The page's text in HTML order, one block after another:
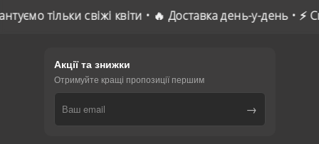
тільки свіжі квіти • 🔥 Доставка день-у-день •
Акції та знижки
Отримуйте кращі пропозиції першим
→